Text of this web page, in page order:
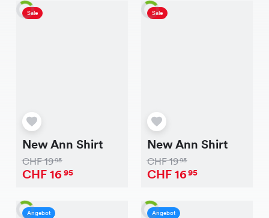
Sale
New Ann Shirt
CHF1995
CHF1695
Sale
New Ann Shirt
CHF1995
CHF1695
Angebot Angebot